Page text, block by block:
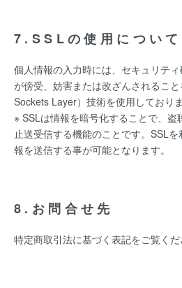
7.SSLの使用について
個人情報の入力時には、セキュリテ
が傍受、妨害または改ざんされるこ
Sockets Layer）技術を使用しておりま
※ SSLは情報を暗号化することで、
止送受信する機能のことです。SSL
報を送信する事が可能となります。
8.お問合せ先
特定商取引法に基づく表記をご覧くだ